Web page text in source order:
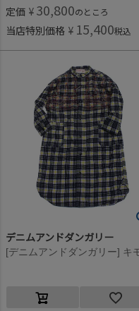
定価 ¥ 30,800のところ
当店特別価格 ¥ 15,400税込
デニムアンドダンガリー